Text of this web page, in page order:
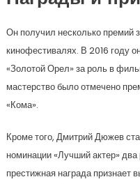
Он получил несколько
кинофестивалях. В 2016 году
«Золотой Орел» за роль в
мастерство было отмечено
«Кома».
Кроме того, Дмитрий Дюжев
номинации «Лучший актер»
престижная награда